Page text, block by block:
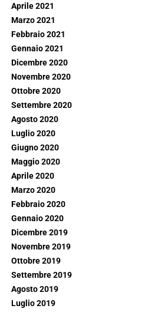
Aprile 2021
Marzo 2021
Febbraio 2021
Gennaio 2021
Dicembre 2020
Novembre 2020
Ottobre 2020
Settembre 2020
Agosto 2020
Luglio 2020
Giugno 2020
Maggio 2020
Aprile 2020
Marzo 2020
Febbraio 2020
Gennaio 2020
Dicembre 2019
Novembre 2019
Ottobre 2019
Settembre 2019
Agosto 2019
Luglio 2019